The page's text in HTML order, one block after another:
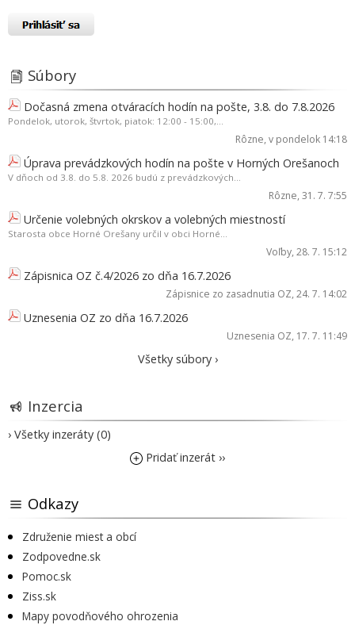
Súbory
Dočasná zmena otváracích hodín na pošte, 3.8. do 7.8.2026
Pondelok, utorok, štvrtok, piatok: 12:00 - 15:00,...
Rôzne, v pondelok 14:18
Úprava prevádzkových hodín na pošte v Horných Orešanoch
V dňoch od 3.8. do 5.8. 2026 budú z prevádzkových...
Rôzne, 31. 7. 7:55
Určenie volebných okrskov a volebných miestností
Starosta obce Horné Orešany určil v obci Horné...
Voľby, 28. 7. 15:12
Zápisnica OZ č.4/2026 zo dňa 16.7.2026
Zápisnice zo zasadnutia OZ, 24. 7. 14:02
Uznesenia OZ zo dňa 16.7.2026
Uznesenia OZ, 17. 7. 11:49
Všetky súbory ›
Inzercia
› Všetky inzeráty (0)
Pridať inzerát ››
Odkazy
Združenie miest a obcí
Zodpovedne.sk
Pomoc.sk
Ziss.sk
Mapy povodňového ohrozenia